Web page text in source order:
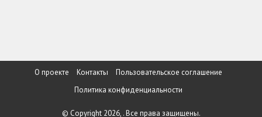
О проекте Контакты
Пользовательское соглашение
Политика конфиденциальности
© Copyright 2026, . Все права защищены.